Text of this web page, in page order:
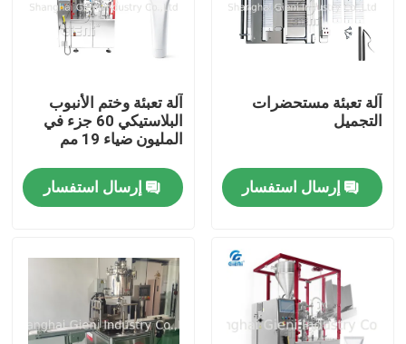
جولة في المصنع
مراقبة الجودة
القضايا
مدونة
آلة تعبئة مستحضرات
التجميل
إرسال استفسار
آلة تعبئة وختم الأنبوب
البلاستيكي 60 جزء في
المليون ضياء 19 مم
إرسال استفسار